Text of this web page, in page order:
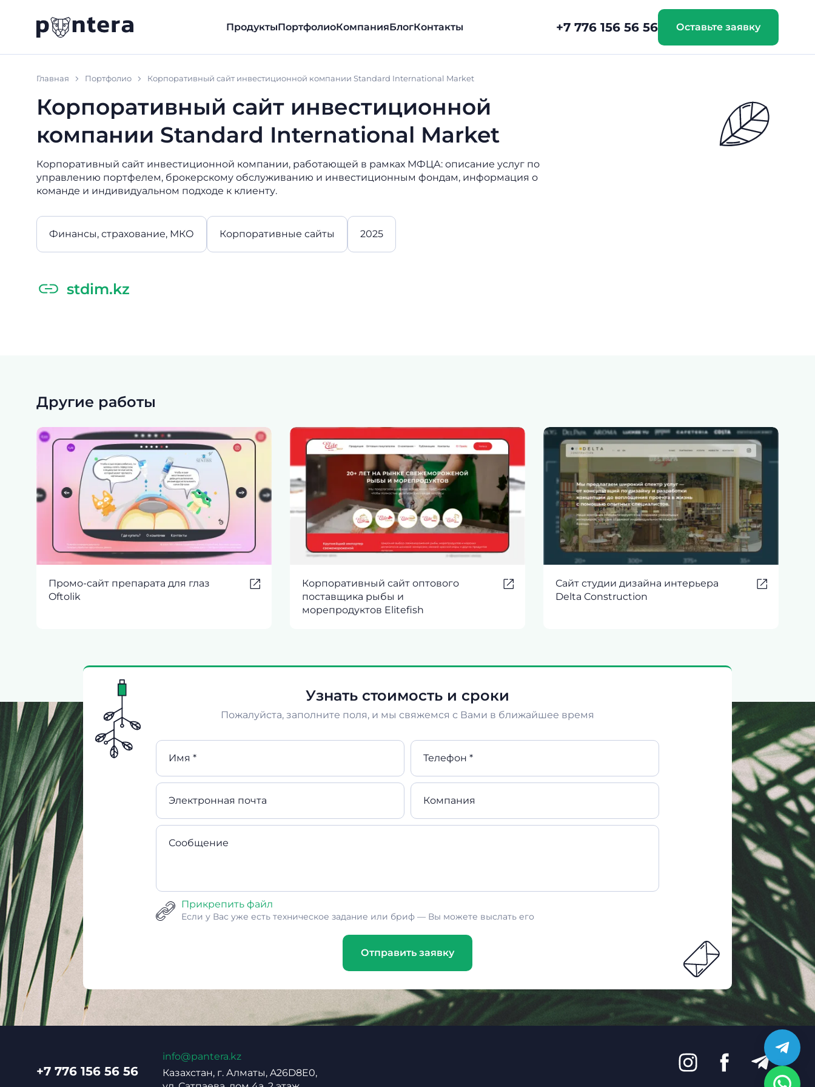
ПродуктыПортфолиоКомпанияБлогКонтакты +7 776 156 56 56 Оставьте заявку
Главная Портфолио Корпоративный сайт инвестиционной компании Standard International Market
Корпоративный сайт инвестиционной
компании Standard International Market
Корпоративный сайт инвестиционной компании, работающей в рамках МФЦА: описание услуг по
управлению портфелем, брокерскому обслуживанию и инвестиционным фондам, информация о
команде и индивидуальном подходе к клиенту.
Финансы, страхование, МКО Корпоративные сайты 2025
stdim.kz
Другие работы
Промо-сайт препарата для глаз
Oftolik
Корпоративный сайт оптового
поставщика рыбы и
морепродуктов Elitefish
Сайт студии дизайна интерьера
Delta Construction
Узнать стоимость и сроки
Пожалуйста, заполните поля, и мы свяжемся с Вами в ближайшее время
Имя * Телефон *
Электронная почта Компания
Сообщение
Прикрепить файл
Если у Вас уже есть техническое задание или бриф — Вы можете выслать его
Отправить заявку
+7 776 156 56 56
info@pantera.kz
Казахстан, г. Алматы, A26D8E0,